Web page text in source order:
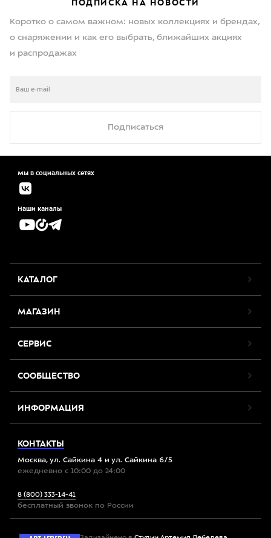
ПОДПИСКА НА НОВОСТИ
Коротко о самом важном: новых коллекциях и брендах,
о снаряжении и как его выбрать, ближайших акциях
и распродажах
Подписаться
Мы в социальных сетях
Наши каналы
КАТАЛОГ
МАГАЗИН
СЕРВИС
СООБЩЕСТВО
ИНФОРМАЦИЯ
КОНТАКТЫ
Москва, ул. Сайкина 4 и ул. Сайкина 6/5
ежедневно с 10:00 до 24:00
8 (800) 333-14-41
бесплатный звонок по России